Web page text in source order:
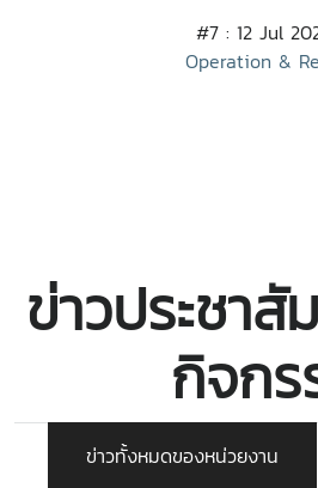
#7 : 12 Jul
Operation &
ข่าวประชา
กิจกร
ข่าวทั้งหมดของหน่วยงาน